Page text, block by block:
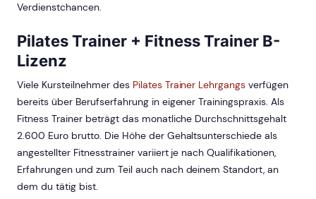
Verdienstchancen.
Pilates Trainer + Fitness Trainer B-
Lizenz
Viele Kursteilnehmer des Pilates Trainer Lehrgangs verfügen
bereits über Berufserfahrung in eigener Trainingspraxis. Als
Fitness Trainer beträgt das monatliche Durchschnittsgehalt
2.600 Euro brutto. Die Höhe der Gehaltsunterschiede als
angestellter Fitnesstrainer variiert je nach Qualifikationen,
Erfahrungen und zum Teil auch nach deinem Standort, an
dem du tätig bist.